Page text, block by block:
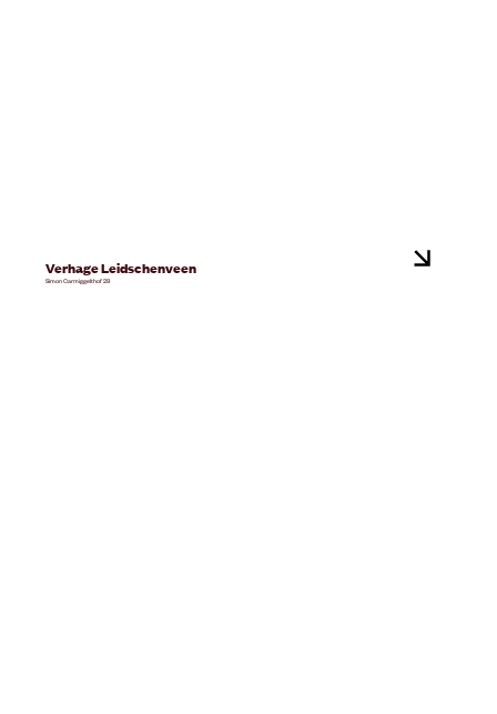
Verhage Leidschenveen
Simon Carmiggelthof 29